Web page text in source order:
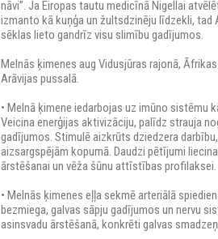
nāvi”. Ja Eiropas tautu medicīnā Nigellai
izmanto kā kuņģa un žultsdzinēju līdzekli, tad
sēklas lieto gandrīz visu slimību gadījumos.
Melnās ķimenes aug Vidusjūras rajonā,
Arāvijas pussalā.
• Melnā ķimene iedarbojas uz imūno sistēmu
Veicina enerģijas aktivizāciju, palīdz strauja
gadījumos. Stimulē aizkrūts dziedzera
aizsargspējām kopumā. Daudzi pētījumi
ārstēšanai un vēža šūnu attīstības profilaksei.
• Melnās ķimenes eļļa sekmē arteriālā
bezmiega, galvas sāpju gadījumos un nervu
asinsvadu ārstēšanā, konkrēti galvas